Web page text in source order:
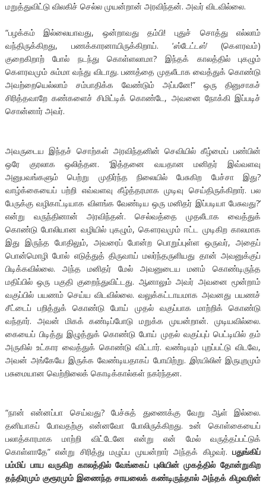
மறுத்துவிட்டு விலகிச் செல்ல முயன்றான் அரவிந்தன். அவர் விடவில்லை.
“பழக்கம் இல்லையாவது, ஒன்றாவது தம்பி! புதுச் சொத்து எல்லாம்
வந்திருக்கிறது, பணக்காரனாயிருக்கிறாய். ‘ஸ்டேட்டஸ்‘ (கௌரவம்)
குறைகிறாற் போல் நடந்து கொள்ளலாமா? இந்தக் காலத்தில் புகழும்
கௌரவமும் சும்மா வந்து விடாது. பணத்தை முதலீடாக வைத்துக் கொண்டு
அவற்றையெல்லாம் சம்பாதிக்க வேண்டும் அப்பனே!” ஒரு தினுசாகச்
சிரித்தவாறே கண்களைச் சிமிட்டிக் கொண்டே, அவனை நோக்கி இப்படிச்
சொன்னார் அவர்.
அவருடைய இந்தச் சொற்கள் அரவிந்தனின் செவியில் கீழ்மைப் பண்பின்
ஒரே குரலாக ஒலித்தன. ‘இத்தனை வயதான மனிதர் இவ்வளவு
அனுபவங்களும் பெற்று முதிர்ந்த நிலையில் பேசுகிற பேச்சா இது?
வாழ்க்கையைப் பற்றி எவ்வளவு கீழ்த்தரமாக முடிவு செய்திருக்கிறார். பல
பேருக்கு வழிகாட்டியாக விளங்க வேண்டிய ஒரு மனிதர் இப்படியா பேசுவது?’
என்று வருந்தினான் அரவிந்தன். செல்வத்தை முதலீடாக வைத்துக்
கொண்டு போலியான வழியில் புகழும், கௌரவமும் ஈட்ட முடிகிற காலமாக
இது இருந்த போதிலும், அவரைப் போன்ற பொறுப்புள்ள ஒருவர், அதைப்
பொன்மொழி போல் எடுத்துத் திருவாய் மலர்ந்தருளியது தான் அவனுக்குப்
பிடிக்கவில்லை. அந்த மனிதர் மேல் அவனுடைய மனம் கொண்டிருந்த
மதிப்பில் ஒரு பகுதி குறைந்துவிட்டது. ஆனாலும் அவர் அவனை மூன்றாம்
வகுப்பில் பயணம் செய்ய விடவில்லை. வலுக்கட்டாயமாக அவனது பயணச்
சீட்டைப் பறித்துக் கொண்டு போய் முதல் வகுப்பாக மாற்றிக் கொண்டு
வந்தார். அவன் மிகக் கண்டிப்போடு மறுக்க முயன்றான். முடியவில்லை.
கையைப் பிடித்து இழுத்துக் கொண்டு போய் முதல் வகுப்புப் பெட்டியில் தம்
அருகில் உட்கார வைத்துக் கொண்டு விட்டார். வண்டியும் புறப்பட்டு விடவே,
அவன் அங்கேயே இருக்க வேண்டியதாகப் போயிற்று. இரயிலின்இருபுறமும்
பசுமையான வெற்றிலைக் கொடிக்கால்கள் நகர்ந்தன.
“நான் என்னப்பா செய்வது? பேச்சுத் துணைக்கு வேறு ஆள் இல்லை.
தனியாகப் போவதற்கு என்னவோ போலிருக்கிறது. உன் கொள்கையைப்
பலாத்காரமாக மாற்றி விட்டேனே என்று என் மேல் வருத்தப்பட்டுக்
கொள்ளாதே” என்று சிரித்து மழுப்ப முயன்றார் அந்தக் கிழவர்.பதுங்கிப்
பம்மிப் பாய வருகிற காலத்தில் வேங்கைப் புலியின் முகத்தில் தோன்றுகிற
தந்திரமும் குரூரமும் இணைந்த சாயலைக் கண்டிருந்தால் அந்தக் கிழவரின்